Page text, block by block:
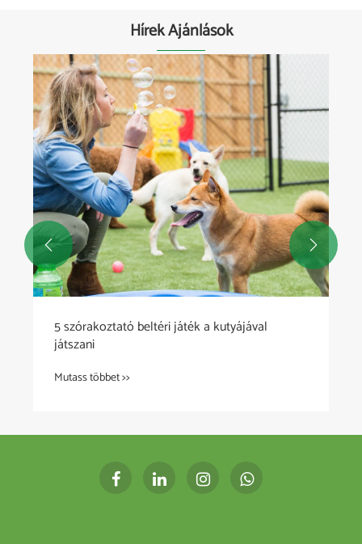
Hírek Ajánlások
5 szórakoztató beltéri játék a kutyájával
játszani
Mutass többet >>
 